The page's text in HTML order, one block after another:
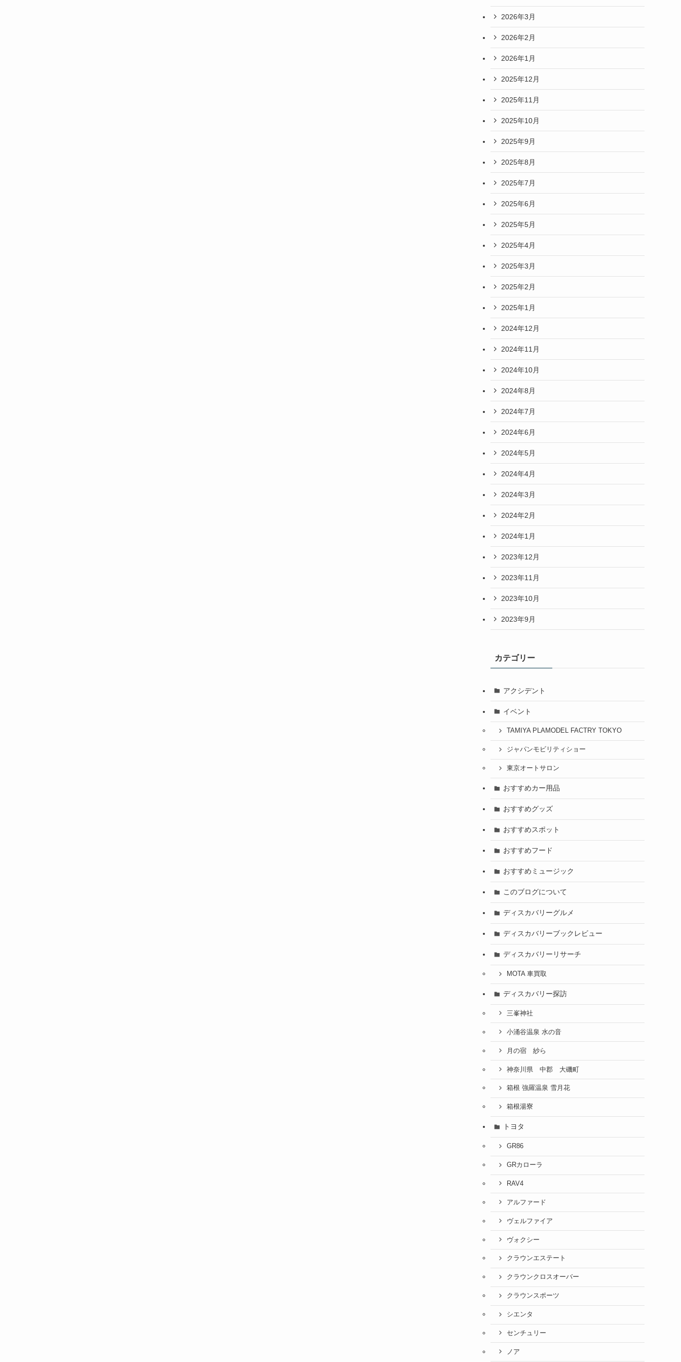
2026年3月
2026年2月
2026年1月
2025年12月
2025年11月
2025年10月
2025年9月
2025年8月
2025年7月
2025年6月
2025年5月
2025年4月
2025年3月
2025年2月
2025年1月
2024年12月
2024年11月
2024年10月
2024年8月
2024年7月
2024年6月
2024年5月
2024年4月
2024年3月
2024年2月
2024年1月
2023年12月
2023年11月
2023年10月
2023年9月
カテゴリー
アクシデント
イベント
TAMIYA PLAMODEL FACTRY TOKYO
ジャパンモビリティショー
東京オートサロン
おすすめカー用品
おすすめグッズ
おすすめスポット
おすすめフード
おすすめミュージック
このブログについて
ディスカバリーグルメ
ディスカバリーブックレビュー
ディスカバリーリサーチ
MOTA 車買取
ディスカバリー探訪
三峯神社
小涌谷温泉 水の音
月の宿 紗ら
神奈川県 中郡 大磯町
箱根 強羅温泉 雪月花
箱根湯寮
トヨタ
GR86
GRカローラ
RAV4
アルファード
ヴェルファイア
ヴォクシー
クラウンエステート
クラウンクロスオーバー
クラウンスポーツ
シエンタ
センチュリー
ノア